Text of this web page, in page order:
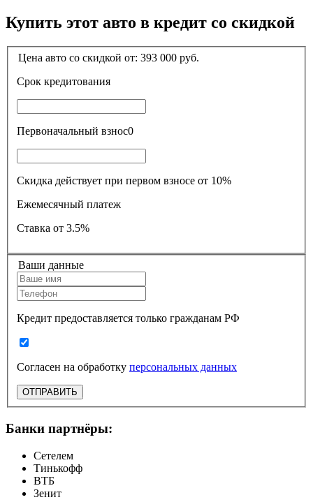
Купить этот авто в кредит со скидкой
Цена авто со скидкой от: 393 000 руб.
Срок кредитования
Первоначальный взнос0
Скидка действует при первом взносе от 10%
Ежемесячный платеж
Ставка от 3.5%
Ваши данные
Кредит предоставляется только гражданам РФ
Согласен на обработку персональных данных
ОТПРАВИТЬ
Банки партнёры:
Сетелем
Тинькофф
ВТБ
Зенит